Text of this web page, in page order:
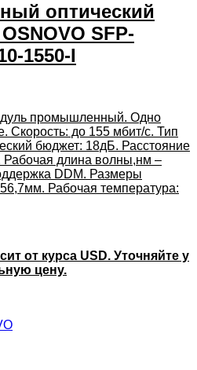
оптический
SFP-
1550-I
промышленный. Одно
Скорость: до 155 мбит/c. Тип
бюджет: 18дБ. Расстояние
Рабочая длина волны,нм –
DDM. Размеры
Рабочая температура:
от курса USD. Уточняйте у
цену.